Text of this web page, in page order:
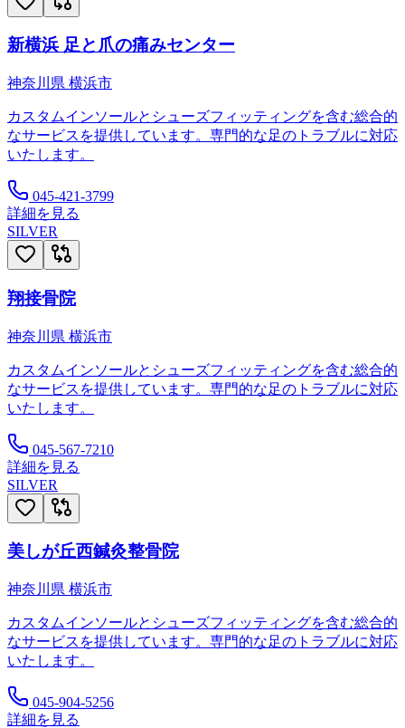
新横浜 足と爪の痛みセンター
神奈川県 横浜市
カスタムインソールとシューズフィッティングを含む総合的
なサービスを提供しています。専門的な足のトラブルに対応
いたします。
045-421-3799
詳細を見る
SILVER
翔接骨院
神奈川県 横浜市
カスタムインソールとシューズフィッティングを含む総合的
なサービスを提供しています。専門的な足のトラブルに対応
いたします。
045-567-7210
詳細を見る
SILVER
美しが丘西鍼灸整骨院
神奈川県 横浜市
カスタムインソールとシューズフィッティングを含む総合的
なサービスを提供しています。専門的な足のトラブルに対応
いたします。
045-904-5256
詳細を見る